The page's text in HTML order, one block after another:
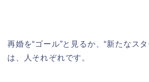
再婚を“ゴール”と見るか、“新たなス
は、人それぞれです。